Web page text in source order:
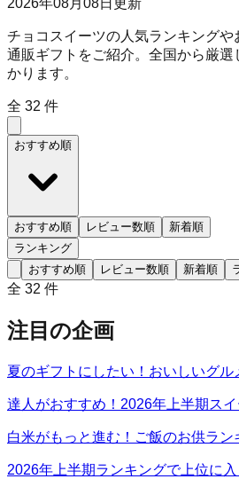
チョコスイーツの人気ランキングや
通販ギフトをご紹介。全国から厳
かります。
全 32 件
おすすめ順
おすすめ順 レビュー数順
新着順
ランキング
おすすめ順
レビュー数順 新着順
全 32 件
注目の企画
夏のギフトにしたい！おいしいグル
達人がおすすめ！2026年上半期ス
白米がもっと進む！ご飯のお供ラン
2026年上半期ランキングで上位に